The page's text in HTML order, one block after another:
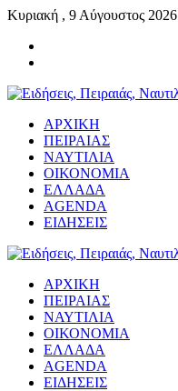
Κυριακή , 9 Αύγουστος 2026
ΑΡΧΙΚΗ
ΠΕΙΡΑΙΑΣ
ΝΑΥΤΙΛΙΑ
ΟΙΚΟΝΟΜΙΑ
ΕΛΛΑΔΑ
AGENDA
ΕΙΔΗΣΕΙΣ
ΑΡΧΙΚΗ
ΠΕΙΡΑΙΑΣ
ΝΑΥΤΙΛΙΑ
ΟΙΚΟΝΟΜΙΑ
ΕΛΛΑΔΑ
AGENDA
ΕΙΔΗΣΕΙΣ